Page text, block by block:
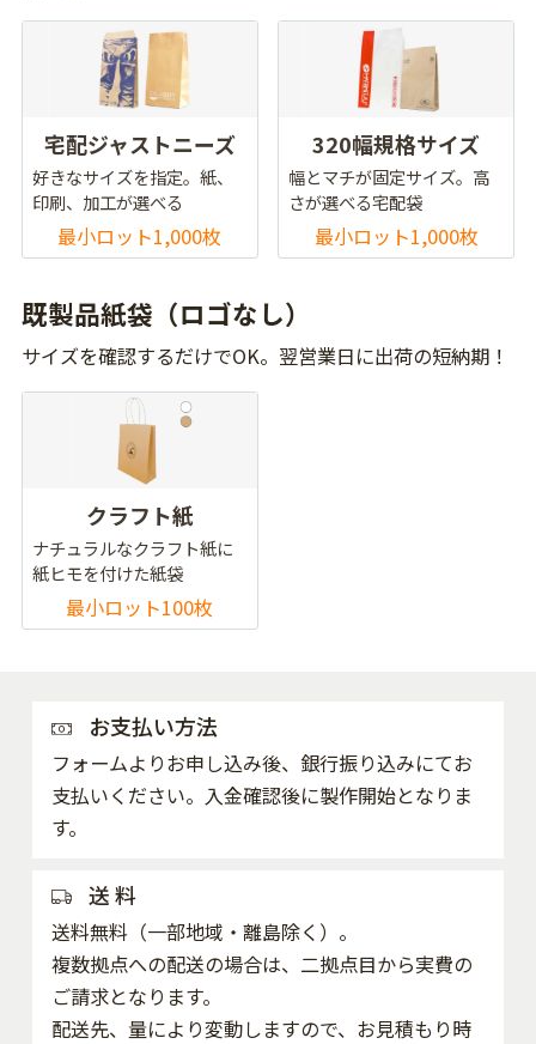
宅配ジャストニーズ
好きなサイズを指定。紙、
印刷、加工が選べる
最小ロット1,000枚
320幅規格サイズ
幅とマチが固定サイズ。高
さが選べる宅配袋
最小ロット1,000枚
既製品紙袋（ロゴなし）
サイズを確認するだけでOK。翌営業日に出荷の短納期！
クラフト紙
ナチュラルなクラフト紙に
紙ヒモを付けた紙袋
最小ロット100枚
お支払い方法
フォームよりお申し込み後、銀行振り込みにてお
支払いください。入金確認後に製作開始となりま
す。
送 料
送料無料（一部地域・離島除く）。
複数拠点への配送の場合は、二拠点目から実費の
ご請求となります。
配送先、量により変動しますので、お見積もり時